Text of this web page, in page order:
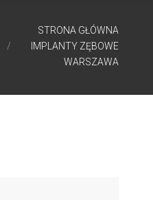
window
Jesteś tutaj:STRONA GŁÓWNA
IMPLANTY ZĘBOWE
WARSZAWA